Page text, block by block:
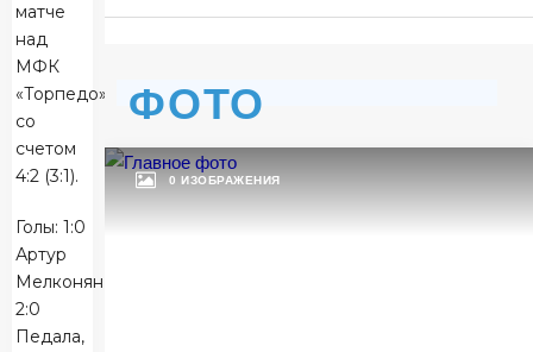
матче
над
МФК
«Торпедо»
со
счетом
4:2 (3:1).
Голы: 1:0
Артур
Мелконян,
2:0
Педала,
29 Мая 2026 , 19:30 (МСК)
УСК «Ухта». Ухта
Ухта
Ухта 7
ФОТО
0 ИЗОБРАЖЕНИЯ